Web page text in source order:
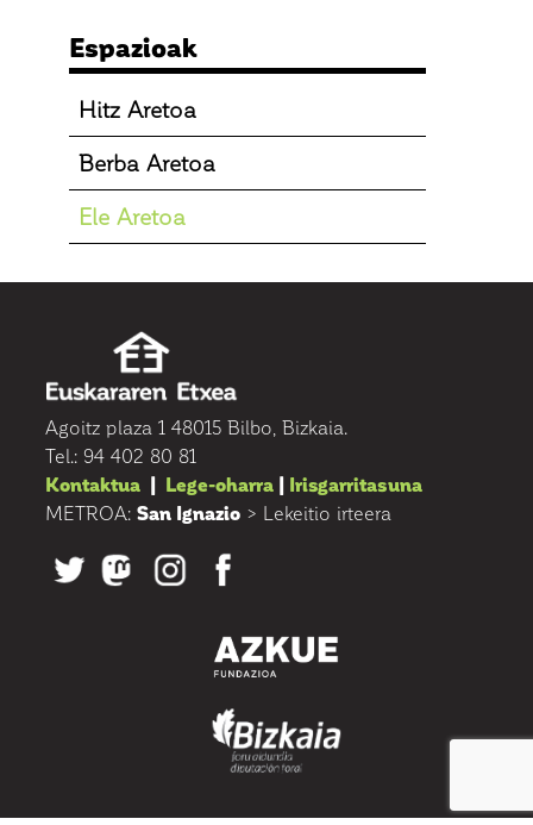
Espazioak
Hitz Aretoa
Berba Aretoa
Ele Aretoa
Agoitz plaza 1 48015 Bilbo, Bizkaia.
Tel.: 94 402 80 81
Kontaktua | Lege-oharra | Irisgarritasuna
METROA: San Ignazio > Lekeitio irteera